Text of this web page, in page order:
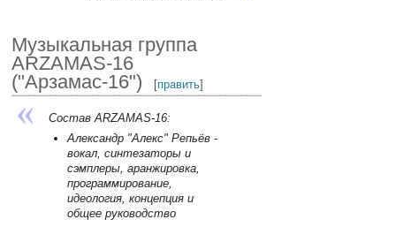
Музыкальная группа
ARZAMAS-16
("Арзамас-16")
[править]
Состав ARZAMAS-16:
Александр "Алекс" Репьёв -
вокал, синтезаторы и
сэмплеры, аранжировка,
программирование,
идеология, концепция и
общее руководство